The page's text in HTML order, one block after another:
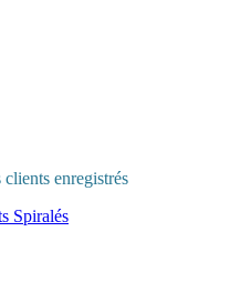
enregistrés
Spiralés